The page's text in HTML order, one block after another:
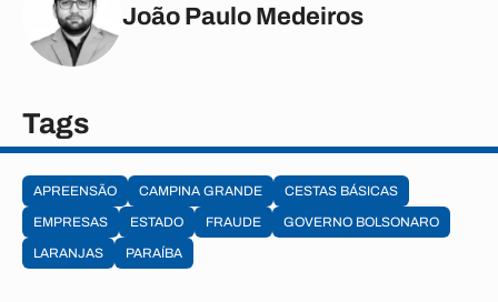
João Paulo Medeiros
Tags
APREENSÃO CAMPINA GRANDE
CESTAS BÁSICAS
EMPRESAS
ESTADO FRAUDE
GOVERNO BOLSONARO
LARANJAS
PARAÍBA